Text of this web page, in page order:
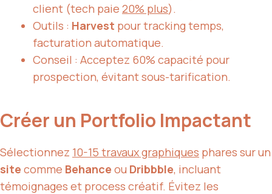
client (tech paie 20% plus).
Outils : Harvest pour tracking temps,
facturation automatique.
Conseil : Acceptez 60% capacité pour
prospection, évitant sous-tarification.
Créer un Portfolio Impactant
Sélectionnez 10-15 travaux graphiques phares sur un
site comme Behance ou Dribbble, incluant
témoignages et process créatif. Évitez les